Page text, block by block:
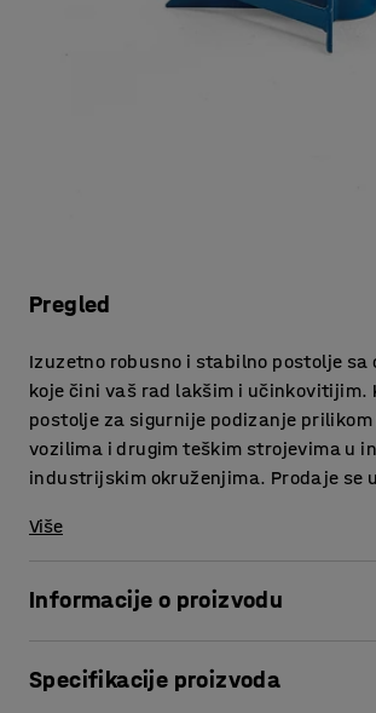
Pregled
Izuzetno robusno i stabilno postolje sa
koje čini vaš rad lakšim i učinkovitijim.
postolje za sigurnije podizanje
vozilima i drugim teškim strojevima u
industrijskim okruženjima. Prodaje se
Više
Informacije o proizvodu
bilo kojem inženjerskom ili
Specifikacije proizvoda